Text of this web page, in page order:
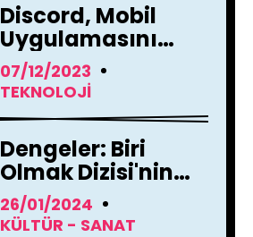
Discord, Mobil
Uygulamasını
Tamamen
Yenileme Kararı
07/12/2023
TEKNOLOJI
Dengeler: Biri
Olmak Dizisi'nin
Çekimleri Başladı !
26/01/2024
KÜLTÜR - SANAT